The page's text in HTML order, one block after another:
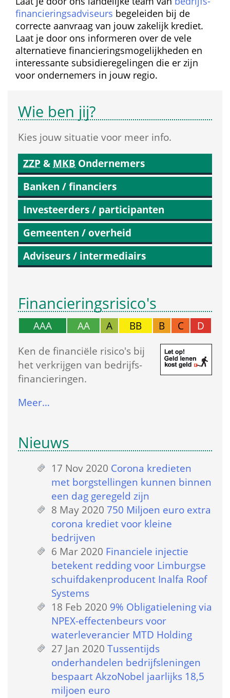
financierings­adviseurs begeleiden bij de
correcte aanvraag van jouw zakelijk krediet.
Laat je door ons informeren over de vele
alternatieve financierings­mogelijkheden en
interessante subsidie­regelingen die er zijn
voor ondernemers in jouw regio.
Wie ben jij?
Kies jouw situatie voor meer info.
ZZP & MKB Ondernemers
Banken / financiers
Investeerders / participanten
Gemeenten / overheid
Adviseurs / intermediairs
Financierings­risico's
AAA AA A BB B C
D
Ken de financiële risico's bij
het verkrijgen van bedrijfs­
financieringen.
Meer…
Nieuws
17 Nov 2020 Corona kredieten
met borgstellingen kunnen binnen
een dag geregeld zijn
8 May 2020 750 Miljoen euro extra
corona krediet voor kleine
bedrijven
6 Mar 2020 Financiele injectie
betekent redding voor Limburgse
schuifdakenproducent Inalfa Roof
Systems
18 Feb 2020 9% Obligatielening via
NPEX-effectenbeurs voor
waterleverancier MTD Holding
27 Jan 2020 Tussentijds
onderhandelen bedrijfsleningen
bespaart AkzoNobel jaarlijks 18,5
miljoen euro